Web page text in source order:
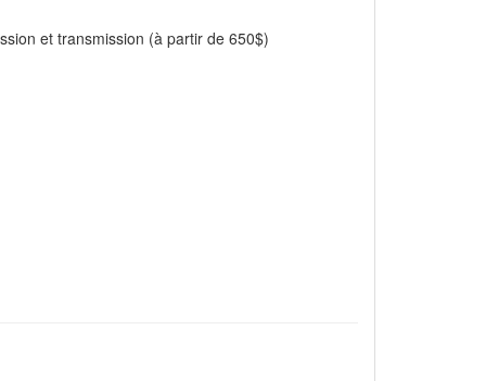
et transmission (à partir de 650$)